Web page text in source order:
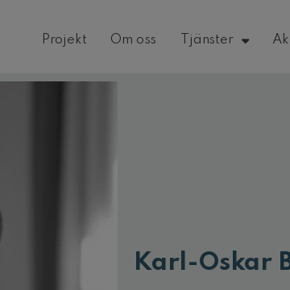
Projekt Om oss Tjänster
Karl-Oskar